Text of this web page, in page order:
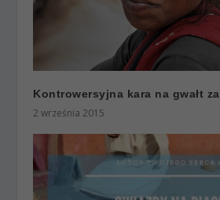
Kontrowersyjna kara na gwałt
2 września 2015